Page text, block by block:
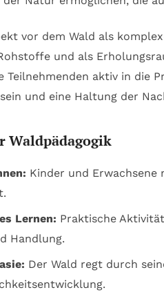
vor dem Wald als
und als
Teilnehmenden aktiv in die
und eine Haltung der
Waldpädagogik
Kinder und Erwachsene
Lernen: Praktische
Handlung.
Der Wald regt durch